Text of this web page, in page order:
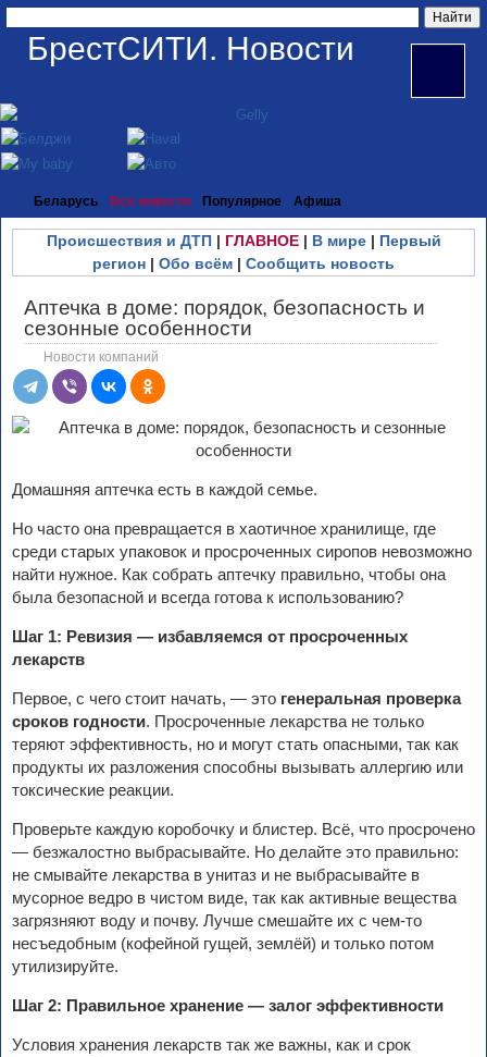
БрестСИТИ. Новости
Беларусь Все новости Популярное Афиша
Происшествия и ДТП| ГЛАВНОЕ| В мире| Первый
регион | Обо всём | Сообщить новость
Аптечка в доме: порядок, безопасность и
сезонные особенности
Новости компаний
Домашняя аптечка есть в каждой семье.
Но часто она превращается в хаотичное хранилище, где
среди старых упаковок и просроченных сиропов невозможно
найти нужное. Как собрать аптечку правильно, чтобы она
была безопасной и всегда готова к использованию?
Шаг 1: Ревизия — избавляемся от просроченных
лекарств
Первое, с чего стоит начать, — это генеральная проверка
сроков годности. Просроченные лекарства не только
теряют эффективность, но и могут стать опасными, так как
продукты их разложения способны вызывать аллергию или
токсические реакции.
Проверьте каждую коробочку и блистер. Всё, что просрочено
— безжалостно выбрасывайте. Но делайте это правильно:
не смывайте лекарства в унитаз и не выбрасывайте в
мусорное ведро в чистом виде, так как активные вещества
загрязняют воду и почву. Лучше смешайте их с чем-то
несъедобным (кофейной гущей, землёй) и только потом
утилизируйте.
Шаг 2: Правильное хранение — залог эффективности
Условия хранения лекарств так же важны, как и срок